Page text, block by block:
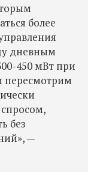
более
дневным
450 мВт при
пересмотрим
без
—